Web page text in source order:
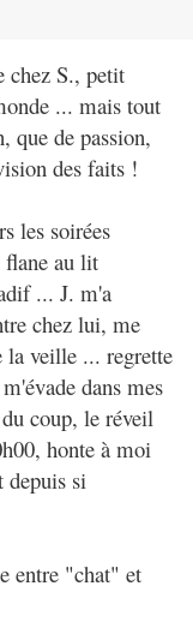
chez S., petit
... mais tout
que de passion,
des faits !
les soirées
flane au lit
... J. m'a
chez lui, me
veille ... regrette
dans mes
coup, le réveil
honte à moi
depuis si
entre "chat" et